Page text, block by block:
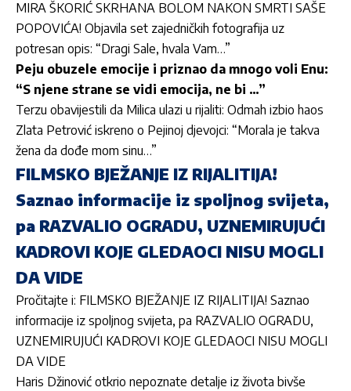
MIRA ŠKORIĆ SKRHANA BOLOM NAKON SMRTI SAŠE
POPOVIĆA! Objavila set zajedničkih fotografija uz
potresan opis: “Dragi Sale, hvala Vam…”
Peju obuzele emocije i priznao da mnogo voli Enu:
“S njene strane se vidi emocija, ne bi …”
Terzu obavijestili da Milica ulazi u rijaliti: Odmah izbio haos
Zlata Petrović iskreno o Pejinoj djevojci: “Morala je takva
žena da dođe mom sinu…”
FILMSKO BJEŽANJE IZ RIJALITIJA!
Saznao informacije iz spoljnog svijeta,
pa RAZVALIO OGRADU, UZNEMIRUJUĆI
KADROVI KOJE GLEDAOCI NISU MOGLI
DA VIDE
Pročitajte i: FILMSKO BJEŽANJE IZ RIJALITIJA! Saznao
informacije iz spoljnog svijeta, pa RAZVALIO OGRADU,
UZNEMIRUJUĆI KADROVI KOJE GLEDAOCI NISU MOGLI
DA VIDE
Haris Džinović otkrio nepoznate detalje iz života bivše